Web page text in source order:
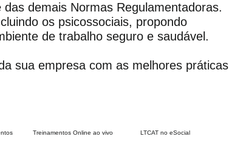
demais Normas Regulamentadoras.
os psicossociais, propondo
de trabalho seguro e saudável.
sua empresa com as melhores práticas
Treinamentos Online ao vivo LTCAT no eSocial